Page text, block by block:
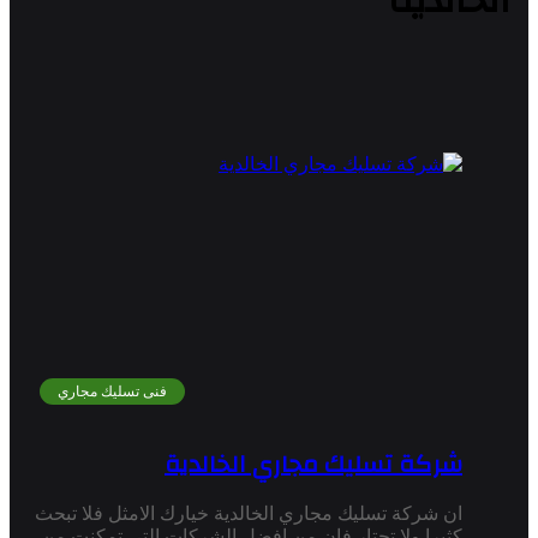
فنى تسليك مجاري
شركة تسليك مجاري الخالدية
ان شركة تسليك مجاري الخالدية خيارك الامثل فلا تبحث